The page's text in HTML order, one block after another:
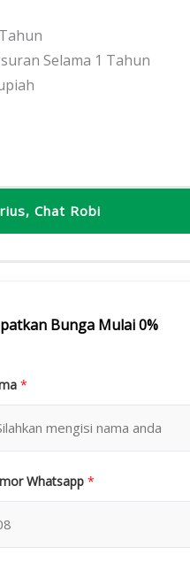
Selama 1 Tahun
Chat Robi
Bunga Mulai 0%
*
Whatsapp *